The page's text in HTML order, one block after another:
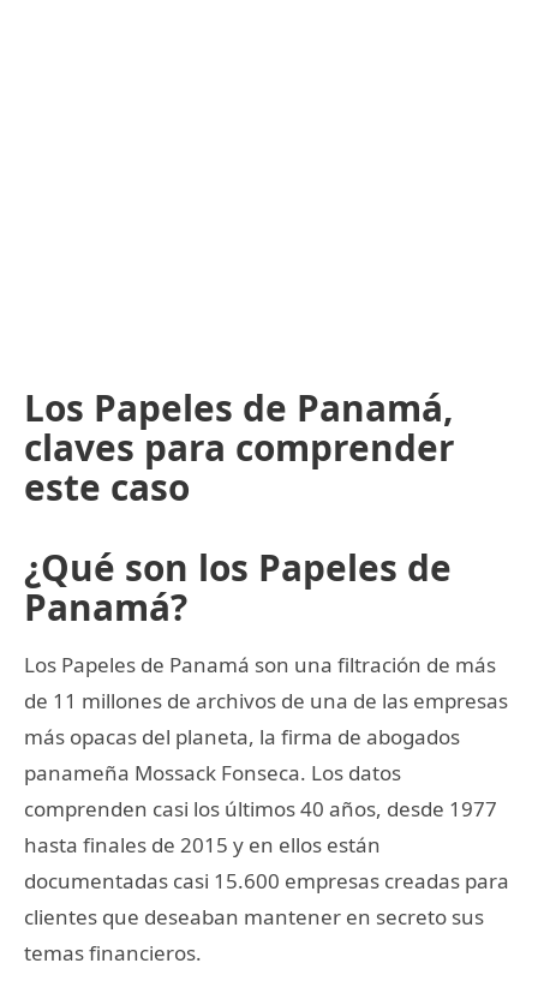
Los Papeles de Panamá,
claves para comprender
este caso
¿Qué son los Papeles de
Panamá?
Los Papeles de Panamá son una filtración de más
de 11 millones de archivos de una de las empresas
más opacas del planeta, la firma de abogados
panameña Mossack Fonseca. Los datos
comprenden casi los últimos 40 años, desde 1977
hasta finales de 2015 y en ellos están
documentadas casi 15.600 empresas creadas para
clientes que deseaban mantener en secreto sus
temas financieros.